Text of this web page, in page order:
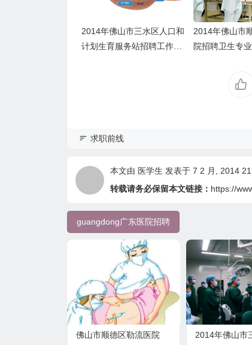
2014年佛山市三水区人口和
计划生育服务站招聘工作人
2014年佛山市
院招聘卫生专
求职前线
本文由 医学生 发表于 7 2 月, 2014
转载请务必保留本文链接： https://
guangdong广东医院招聘
佛山市顺德区勒流医院 2014年佛山市